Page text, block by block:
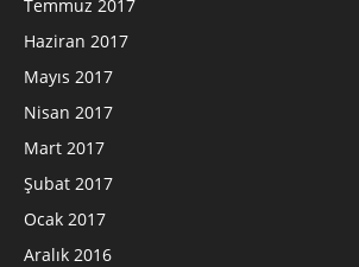
Temmuz 2017
Haziran 2017
Mayıs 2017
Nisan 2017
Mart 2017
Şubat 2017
Ocak 2017
Aralık 2016